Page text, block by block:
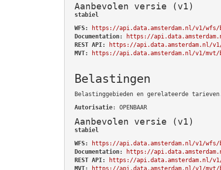
Aanbevolen versie (v1)
stabiel
WFS:
https://api.data.amsterdam.nl/v1/wfs/
Documentation:
https://
REST API:
https://api.data.amsterdam.nl/
MVT:
https://api.data.amsterdam.nl/v1/mvt/
Belastingen
Belastinggebieden en gerelateerde
Autorisatie: OPENBAAR
Aanbevolen versie (v1)
stabiel
WFS:
https://api.data.amsterdam.nl/v1/wfs/
Documentation:
https://
REST API:
https://api.data.amsterdam.nl/
MVT:
https://api.data.amsterdam.nl/v1/mvt/